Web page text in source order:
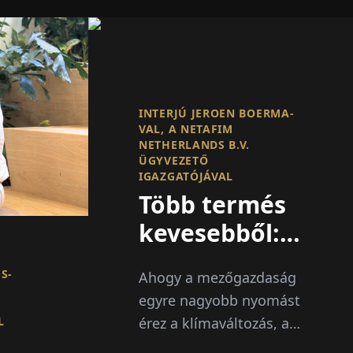
INTERJÚ JEROEN BOERMA-
VAL, A NETAFIM
NETHERLANDS B.V.
ÜGYVEZETŐ
IGAZGATÓJÁVAL
Több termés
kevesebből:
a
vízhasználatot
Ahogy a mezőgazdaság
egyre nagyobb nyomást
érez a klímaváltozás, a